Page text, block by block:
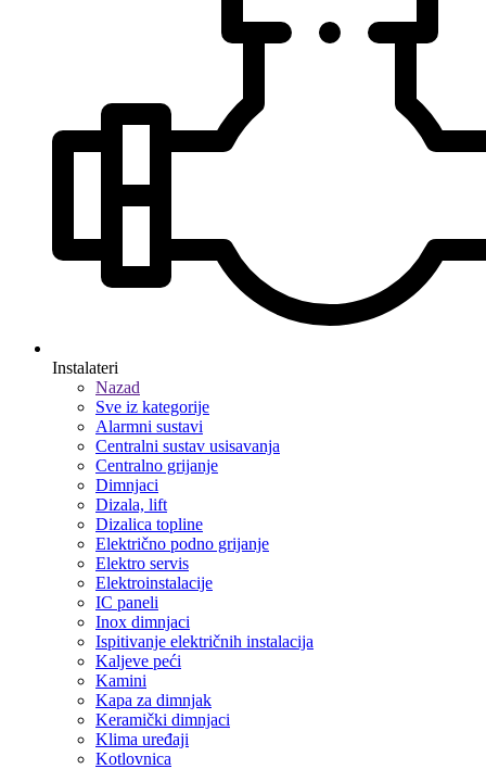
Instalateri
Nazad
Sve iz kategorije
Alarmni sustavi
Centralni sustav usisavanja
Centralno grijanje
Dimnjaci
Dizala, lift
Dizalica topline
Električno podno grijanje
Elektro servis
Elektroinstalacije
IC paneli
Inox dimnjaci
Ispitivanje električnih instalacija
Kaljeve peći
Kamini
Kapa za dimnjak
Keramički dimnjaci
Klima uređaji
Kotlovnica